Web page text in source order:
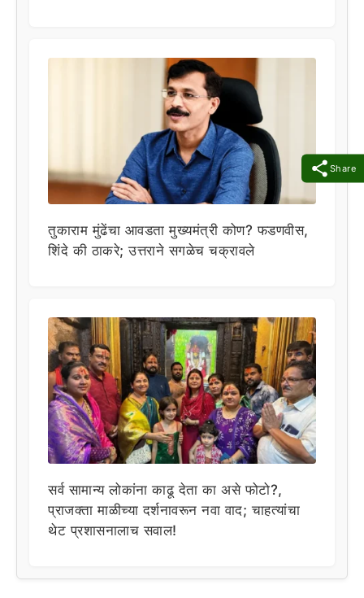
Share
तुकाराम मुंढेंचा आवडता मुख्यमंत्री कोण? फडणवीस,
शिंदे की ठाकरे; उत्तराने सगळेच चक्रावले
सर्व सामान्य लोकांना काढू देता का असे फोटो?,
प्राजक्ता माळीच्या दर्शनावरून नवा वाद; चाहत्यांचा
थेट प्रशासनालाच सवाल!